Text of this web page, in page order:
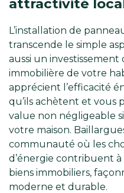
attractivité
L’installation de
transcende le simple
aussi un investissement
immobilière de votre
apprécient l’efficacité
qu’ils achètent et vous
value non négligeable
votre maison.
communauté où les
d’énergie contribuent
biens immobiliers,
moderne et durable.